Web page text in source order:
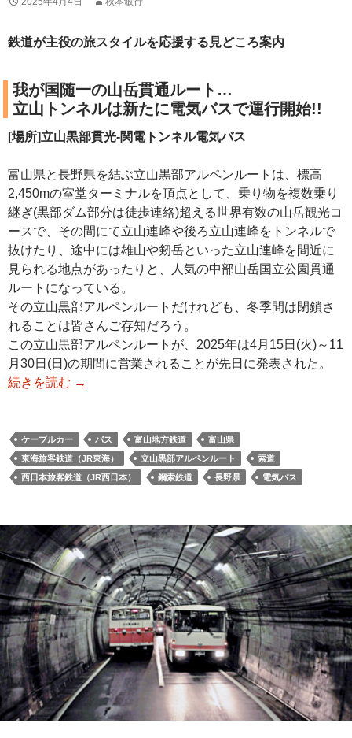
鉄道が主役の旅スタイルを応援する見どころ案内
我が国随一の山岳貫通ルート…
立山トンネルは新たに電気バスで運行開始!!
[場所]立山黒部貫光-関電トンネル電気バス
富山県と長野県を結ぶ立山黒部アルペンルートは、標高
2,450mの室堂ターミナルを頂点として、乗り物を複数乗り
継ぎ(黒部ダム部分は徒歩連絡)超える世界有数の山岳観光コ
ースで、その間にて立山連峰や後ろ立山連峰をトンネルで
抜けたり、途中には雄山や剱岳といった立山連峰を間近に
見られる地点があったりと、人気の中部山岳国立公園貫通
ルートになっている。
その立山黒部アルペンルートだけれども、冬季間は閉鎖さ
れることは皆さんご存知だろう。
この立山黒部アルペンルートが、2025年は4月15日(火)～11
月30日(日)の期間に営業されることが先日に発表された。
続きを読む →
ケーブルカー バス 富山地方鉄道
富山県
東海旅客鉄道（JR東海）
立山黒部アルペンルート
索道
西日本旅客鉄道（JR西日本）
鋼索鉄道 長野県 電気バス